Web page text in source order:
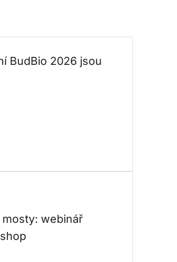
BudBio 2026 jsou
webinář